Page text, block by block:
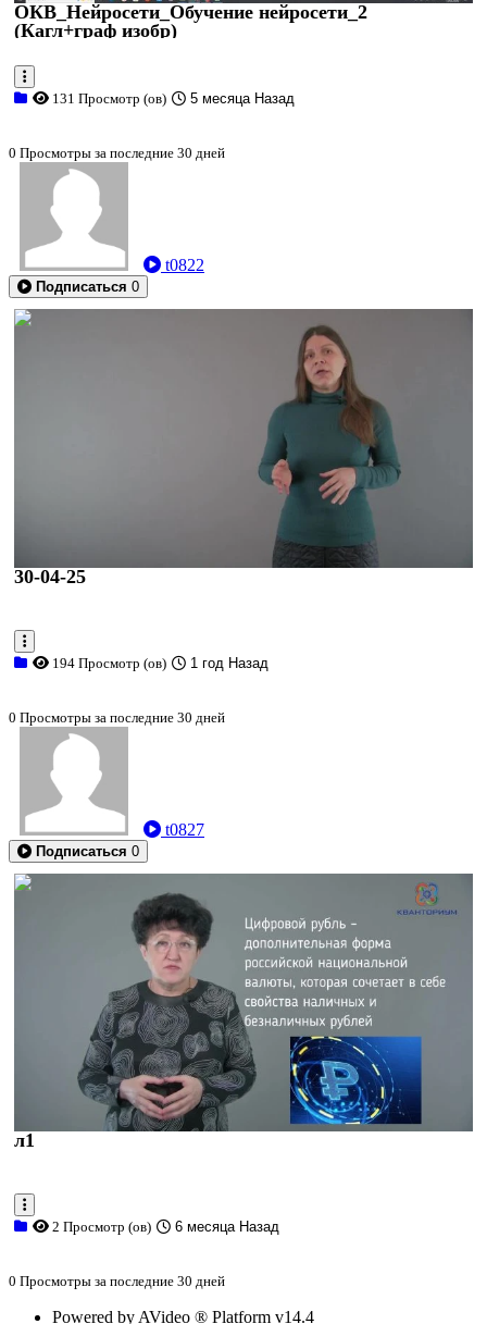
ОКВ_Нейросети_Обучение нейросети_2
(Кагл+граф изобр)
131 Просмотр (ов) 5 месяца Назад
0 Просмотры за последние 30 дней
t0822
Подписаться 0
0:11:00
30-04-25
194 Просмотр (ов) 1 год Назад
0 Просмотры за последние 30 дней
t0827
Подписаться 0
0:12:21
л1
2 Просмотр (ов) 6 месяца Назад
0 Просмотры за последние 30 дней
Powered by AVideo ® Platform v14.4